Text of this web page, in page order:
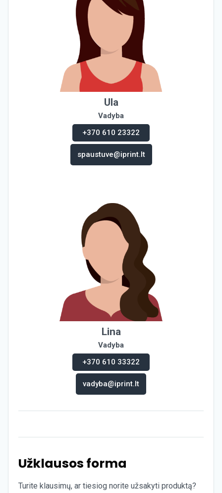
Ula
Vadyba
+370 610 23322
spaustuve@iprint.lt
Lina
Vadyba
+370 610 33322
vadyba@iprint.lt
Užklausos forma
Turite klausimų, ar tiesiog norite užsakyti produktą?